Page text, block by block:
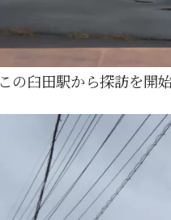
この臼田駅から探訪を開始